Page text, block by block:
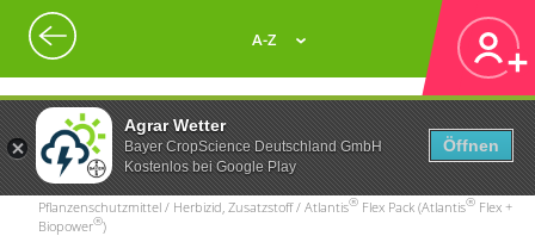
Agrar Wetter
Bayer CropScience Deutschland GmbH
Kostenlos bei Google Play
Öffnen
A-Z
Pflanzenschutzmittel / Herbizid, Zusatzstoff / Atlantis® Flex Pack (Atlantis® Flex +
Biopower®)